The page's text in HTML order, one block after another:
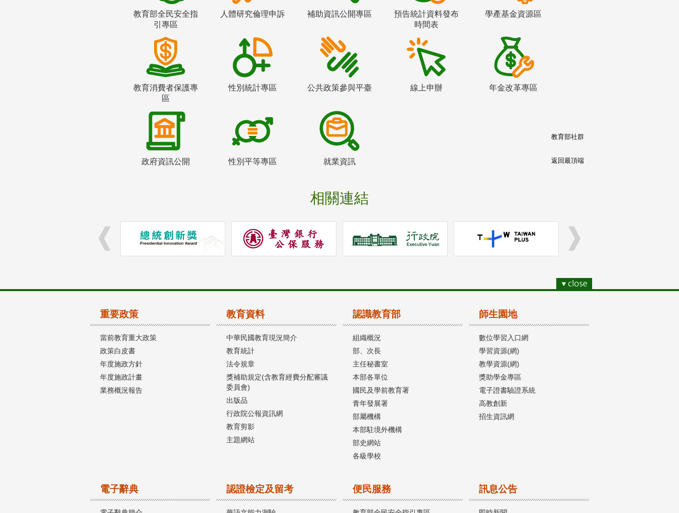
教育部全民安全指
引專區
人體研究倫理申訴 補助資訊公開專區
預告統計資料發布
時間表
學產基金資源區
教育消費者保護專
區
性別統計專區 公共政策參與平臺 線上申辦 年金改革專區
政府資訊公開 性別平等專區 就業資訊
相關連結
教育部社群
返回最頂端
重要政策
當前教育重大政策
政策白皮書
年度施政方針
年度施政計畫
業務概況報告
教育資料
中華民國教育現況簡介
教育統計
法令規章
獎補助規定(含教育經費分配審議
委員會)
出版品
行政院公報資訊網
教育剪影
主題網站
認識教育部
組織概況
部、次長
主任秘書室
本部各單位
國民及學前教育署
青年發展署
部屬機構
本部駐境外機構
部史網站
各級學校
師生園地
數位學習入口網
學習資源(網)
教學資源(網)
獎助學金專區
電子證書驗證系統
高教創新
招生資訊網
電子辭典 認證檢定及留考 便民服務 訊息公告